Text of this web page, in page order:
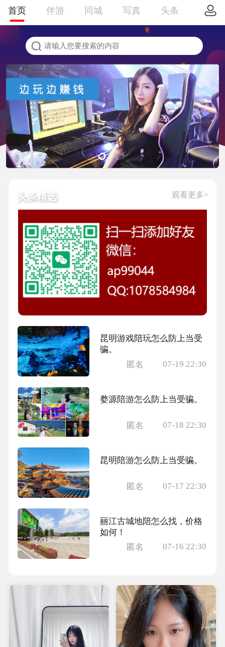
首页 伴游 同城 写真 头条
头条精选 观看更多>
昆明游戏陪玩怎么防上当受
骗。
匿名
07-19 22:30
婺源陪游怎么防上当受骗。
匿名 07-18 22:30
昆明陪游怎么防上当受骗。
匿名 07-17 22:30
丽江古城地陪怎么找，价格
如何！
匿名
07-16 22:30